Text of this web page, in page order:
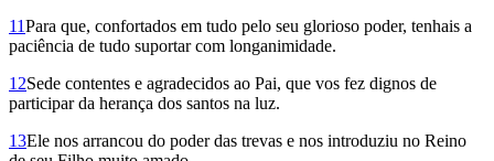
11Para que, confortados em tudo pelo seu glorioso poder, tenhais a
paciência de tudo suportar com longanimidade.
12Sede contentes e agradecidos ao Pai, que vos fez dignos de
participar da herança dos santos na luz.
13Ele nos arrancou do poder das trevas e nos introduziu no Reino